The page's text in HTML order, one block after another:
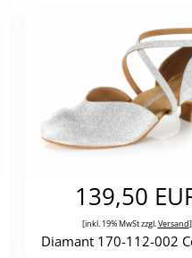
139,50
[inkl. 19% MwSt zzgl. Versand]
Diamant 170-112-002